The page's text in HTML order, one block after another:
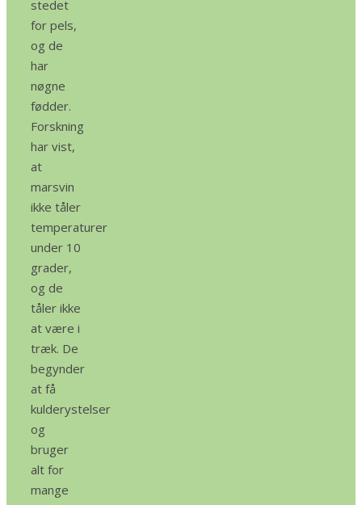
stedet
for pels,
og de
har
nøgne
fødder.
Forskning
har vist,
at
marsvin
ikke tåler
temperaturer
under 10
grader,
og de
tåler ikke
at være i
træk. De
begynder
at få
kulderystelser
og
bruger
alt for
mange